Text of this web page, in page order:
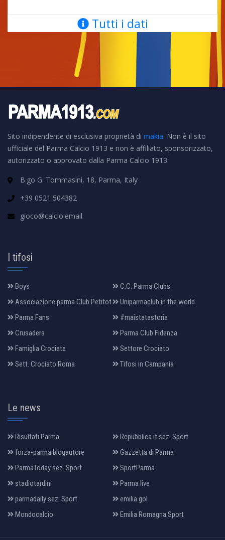
Tutti i dati
Sito indipendente di esclusiva proprietà di makia. Non è il sito
ufficiale del Parma Calcio 1913 e non è affiliato, sponsorizzato,
autorizzato o approvato dalla Parma Calcio 1913
B.go G. Tommasini, 18, Parma, Italy
+39 0521 504382
gioco@calcio.email
I tifosi
Boys
C.C. Parma Clubs
Associazione parma Club Petitot
Uniparmaclub in the world
Parma Fans
#maistatastoria
Crusaders
Parma Club Fidenza
Famiglia Crociata
Settore Crociato
Sett. Crociato Roma
Tifosi in Campania
Le news
Risultati Parma
Repubblica.it sez. Sport
forza-parma blogautore
Gazzetta di Parma
ParmaToday sez. Sport
SportParma
stadiotardini
Parma live
parmadaily sez. Sport
emilia gol
Mondocalcio
Emilia Romagna Sport